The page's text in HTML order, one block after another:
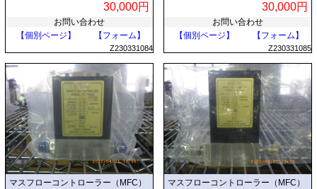
30,000円
お問い合わせ
【個別ページ】
【フォーム】
Z230331084
30,000円
お問い合わせ
【個別ページ】
【フォーム】
Z230331085
マスフローコントローラー（MFC） マスフローコントローラー（MFC）